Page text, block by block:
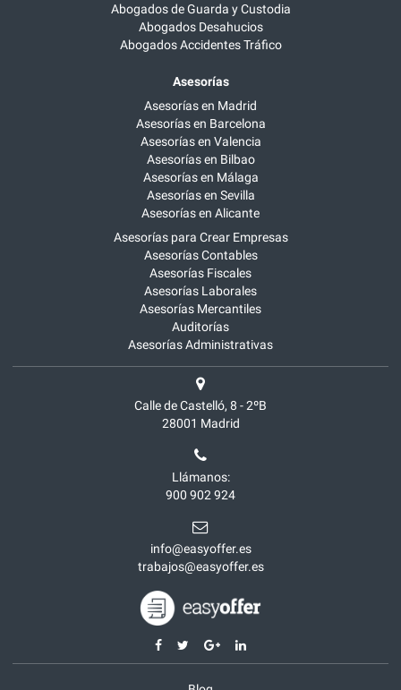
Abogados de Guarda y Custodia
Abogados Desahucios
Abogados Accidentes Tráfico
Asesorías
Asesorías en Madrid
Asesorías en Barcelona
Asesorías en Valencia
Asesorías en Bilbao
Asesorías en Málaga
Asesorías en Sevilla
Asesorías en Alicante
Asesorías para Crear Empresas
Asesorías Contables
Asesorías Fiscales
Asesorías Laborales
Asesorías Mercantiles
Auditorías
Asesorías Administrativas
Calle de Castelló, 8 - 2ºB
28001 Madrid
Llámanos:
900 902 924
info@easyoffer.es
trabajos@easyoffer.es